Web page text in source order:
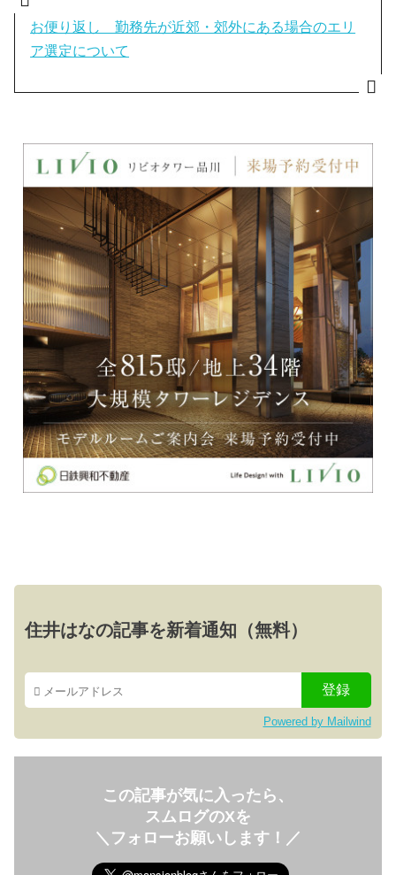
お便り返し 勤務先が近郊・郊外にある場合のエリ
ア選定について
住井はなの記事を新着通知（無料）
Powered by Mailwind
この記事が気に入ったら、
スムログのXを
＼フォローお願いします！／